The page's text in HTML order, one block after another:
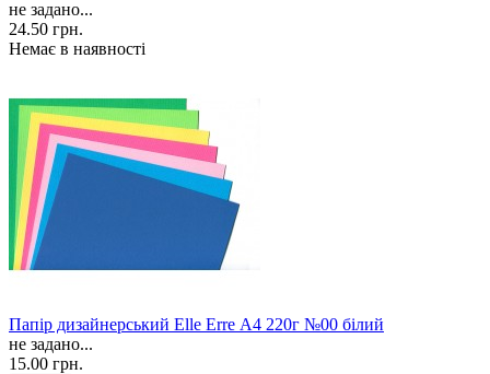
не задано...
24.50 грн.
Немає в наявності
Папір дизайнерський Elle Erre А4 220г №00 білий
не задано...
15.00 грн.